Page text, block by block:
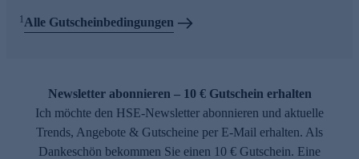
1Alle Gutscheinbedingungen
Newsletter abonnieren – 10 € Gutschein erhalten
Ich möchte den HSE-Newsletter abonnieren und aktuelle
Trends, Angebote & Gutscheine per E-Mail erhalten. Als
Dankeschön bekommen Sie einen 10 € Gutschein. Eine